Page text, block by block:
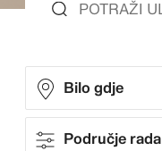
Bilo gdje
Područje rada